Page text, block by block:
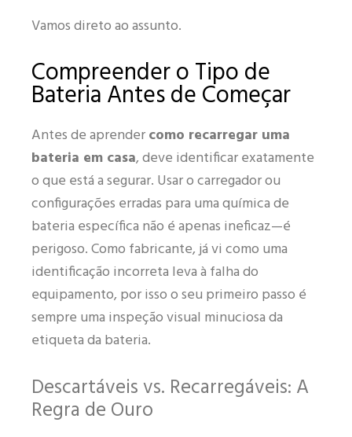
Vamos direto ao assunto.
Compreender o Tipo de
Bateria Antes de Começar
Antes de aprendercomo recarregar uma
bateria em casa, deve identificar exatamente
o que está a segurar. Usar o carregador ou
configurações erradas para uma química de
bateria específica não é apenas ineficaz—é
perigoso. Como fabricante, já vi como uma
identificação incorreta leva à falha do
equipamento, por isso o seu primeiro passo é
sempre uma inspeção visual minuciosa da
etiqueta da bateria.
Descartáveis vs. Recarregáveis: A
Regra de Ouro